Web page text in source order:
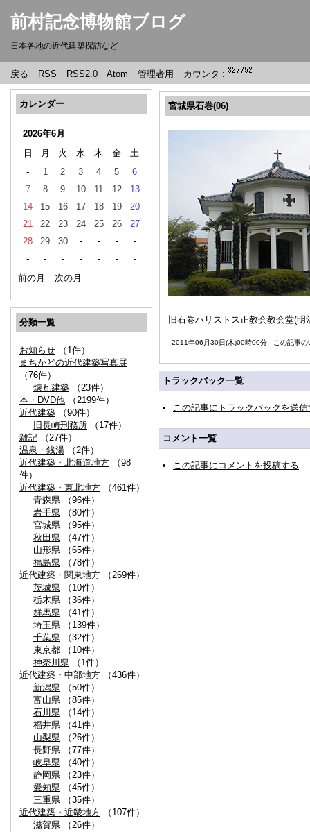
前村記念博物館ブログ
日本各地の近代建築探訪など
戻る RSS RSS2.0 Atom 管理者用 カウンタ :
カレンダー
2026年6月
日
月 火 水 木 金
土
-
1 2 3 4 5
6
7
8 9 10 11 12
13
14
15 16 17 18 19
20
21
22 23 24 25 26
27
28
29 30 - - -
-
-
- - - - -
-
前の月
次の月
分類一覧
お知らせ （1件）
まちかどの近代建築写真展
（76件）
煉瓦建築 （23件）
本・DVD他 （2199件）
近代建築 （90件）
旧長崎刑務所 （17件）
雑記 （27件）
温泉・銭湯 （2件）
近代建築・北海道地方 （98
件）
近代建築・東北地方 （461件）
青森県 （96件）
岩手県 （80件）
宮城県 （95件）
秋田県 （47件）
山形県 （65件）
福島県 （78件）
近代建築・関東地方 （269件）
茨城県 （10件）
栃木県 （36件）
群馬県 （41件）
埼玉県 （139件）
千葉県 （32件）
東京都 （10件）
神奈川県 （1件）
近代建築・中部地方 （436件）
新潟県 （50件）
富山県 （85件）
石川県 （14件）
福井県 （41件）
山梨県 （26件）
長野県 （77件）
岐阜県 （40件）
静岡県 （23件）
愛知県 （45件）
三重県 （35件）
近代建築・近畿地方 （107件）
滋賀県 （26件）
宮城県石巻(06)
旧石巻ハリストス正教会教会堂(
2011年06月30日(木)00時00分 この記事の
トラックバック一覧
この記事にトラックバックを送信
コメント一覧
この記事にコメントを投稿する